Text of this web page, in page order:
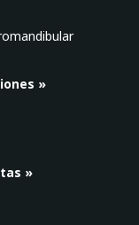
»
»